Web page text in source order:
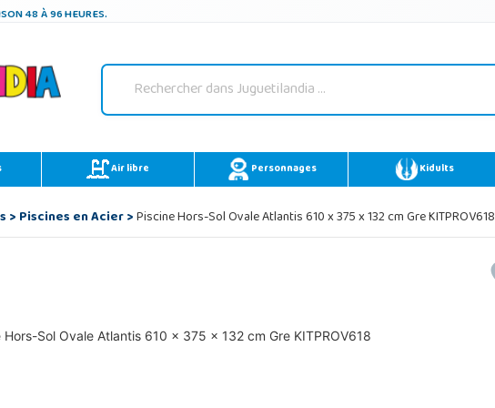
48 À 96 HEURES.
Air libre Personnages Kidults
>Piscines en Acier>Piscine Hors-Sol Ovale Atlantis 610 x 375 x 132 cm Gre KITPROV618